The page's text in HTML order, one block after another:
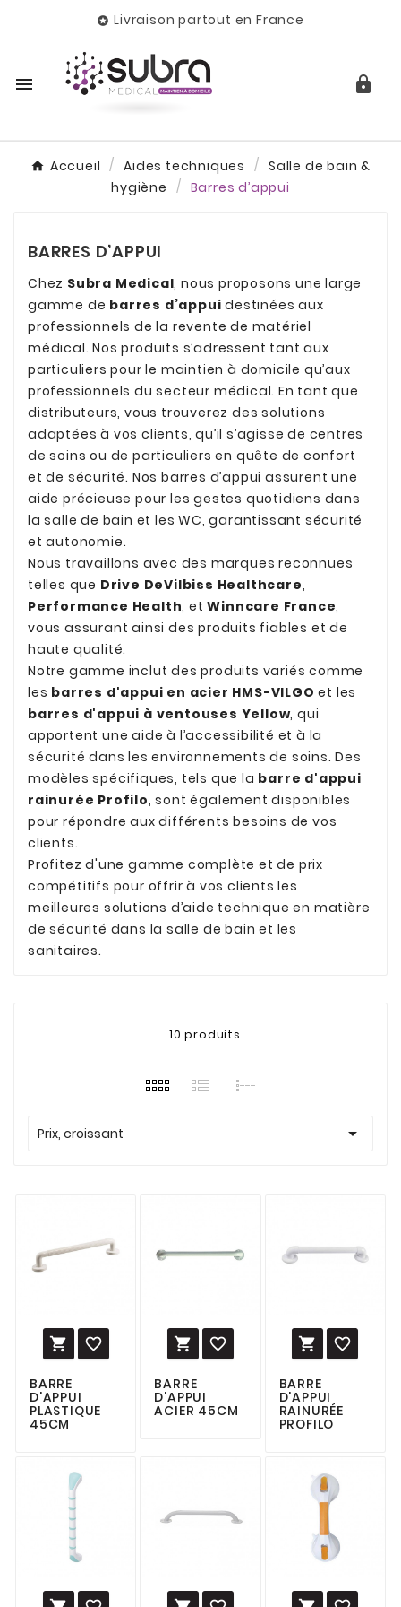
 Livraison partout en France
 
Accueil Aides techniques
Salle de bain &
hygiène
Barres d’appui
BARRES D’APPUI
Chez Subra Medical, nous proposons une large
gamme de barres d’appui destinées aux
professionnels de la revente de matériel
médical. Nos produits s’adressent tant aux
particuliers pour le maintien à domicile qu’aux
professionnels du secteur médical. En tant que
distributeurs, vous trouverez des solutions
adaptées à vos clients, qu’il s’agisse de centres
de soins ou de particuliers en quête de confort
et de sécurité. Nos barres d’appui assurent une
aide précieuse pour les gestes quotidiens dans
la salle de bain et les WC, garantissant sécurité
et autonomie.
Nous travaillons avec des marques reconnues
telles que Drive DeVilbiss Healthcare,
Performance Health, etWinncare France,
vous assurant ainsi des produits fiables et de
haute qualité.
Notre gamme inclut des produits variés comme
les barres d'appui en acier HMS-VILGO et les
barres d'appui à ventouses Yellow, qui
apportent une aide à l’accessibilité et à la
sécurité dans les environnements de soins. Des
modèles spécifiques, tels que la barre d'appui
rainurée Profilo, sont également disponibles
pour répondre aux différents besoins de vos
clients.
Profitez d'une gamme complète et de prix
compétitifs pour offrir à vos clients les
meilleures solutions d’aide technique en matière
de sécurité dans la salle de bain et les
sanitaires.
10 produits
Prix, croissant 
 
BARRE
D'APPUI
PLASTIQUE
45CM
 
BARRE
D'APPUI
ACIER 45CM
 
BARRE
D'APPUI
RAINURÉE
PROFILO